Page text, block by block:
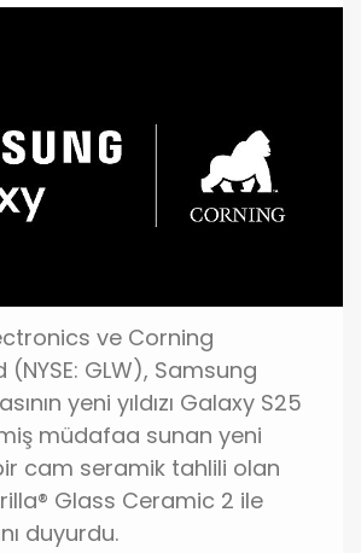
ve Corning
GLW), Samsung
yeni yıldızı Galaxy S25
müdafaa sunan yeni
cam seramik tahlili olan
Glass Ceramic 2 ile
duyurdu.